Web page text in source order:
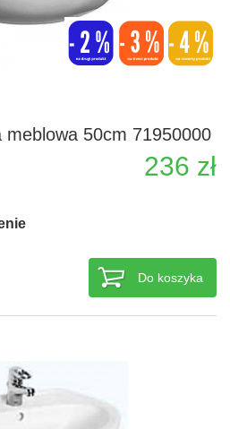
meblowa 50cm 71950000
236 zł
Do koszyka